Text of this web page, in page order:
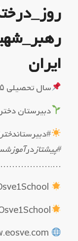
ایران
سال تحصیلی ۱۴۰۵_۱۴۰۴
دبیرستان
#دبیرستان
#پیشتازدرآموزش